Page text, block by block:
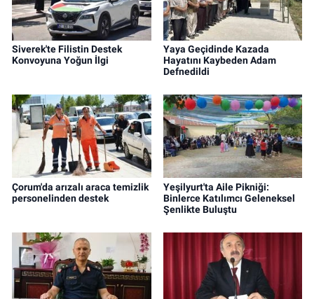
Siverek'te Filistin Destek
Konvoyuna Yoğun İlgi
Yaya Geçidinde Kazada
Hayatını Kaybeden Adam
Defnedildi
Çorum'da arızalı araca temizlik
personelinden destek
Yeşilyurt'ta Aile Pikniği:
Binlerce Katılımcı Geleneksel
Şenlikte Buluştu